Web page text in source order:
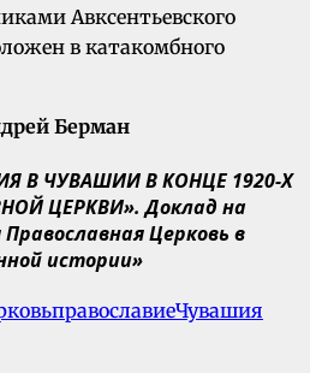
Авксентьевского
в катакомбного
Берман
В ЧУВАШИИ В КОНЦЕ 1920-Х
ЦЕРКВИ». Доклад на
Церковь в
истории»
православиеЧувашия